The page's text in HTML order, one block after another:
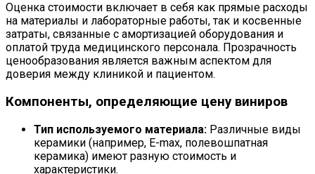
Оценка стоимости включает в себя как прямые расходы
на материалы и лабораторные работы, так и косвенные
затраты, связанные с амортизацией оборудования и
оплатой труда медицинского персонала. Прозрачность
ценообразования является важным аспектом для
доверия между клиникой и пациентом.
Компоненты, определяющие цену виниров
Тип используемого материала: Различные виды
керамики (например, E-max, полевошпатная
керамика) имеют разную стоимость и
характеристики.